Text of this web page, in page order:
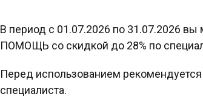
В период с 01.07.2026 по 31.07.2026
ПОМОЩЬ со скидкой до 28% по
Перед использованием рекомендуется
специалиста.